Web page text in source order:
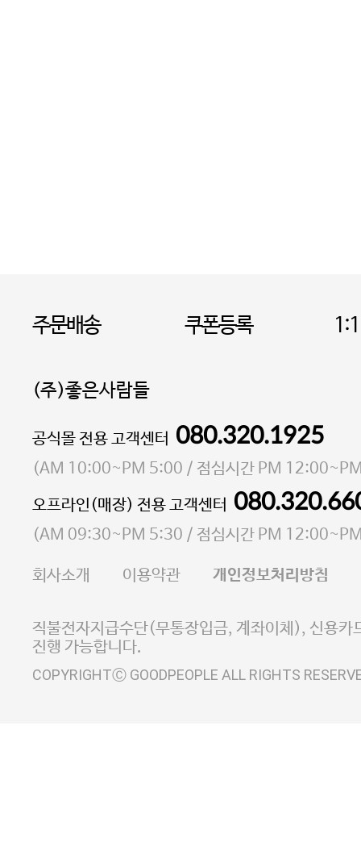
주문배송 쿠폰등록
(주)좋은사람들
대표 이성현,박영환| 개인정보관리책임자 김상현
소재지 서울특별시 마포구 마포대로4다길 41 마포
통신판매업 신고번호 2023-서울마포-3931호
사업자등록번호 105-81-58242
E-MAIL goodpeople@gpin.co.kr
사업자정보확인
이니시스 에스크로 서비
공식몰 전용 고객센터 080.320.1925
(AM 10:00~PM 5:00 / 점심시간 PM
오프라인(매장) 전용 고객센터
(AM 09:30~PM 5:30 / 점심시간 PM
회사소개 이용약관 개인정보처리방침
직불전자지급수단(무통장입금, 계좌이체), 신용카
진행 가능합니다.
COPYRIGHTⒸ GOODPEOPLE ALL RIGHTS